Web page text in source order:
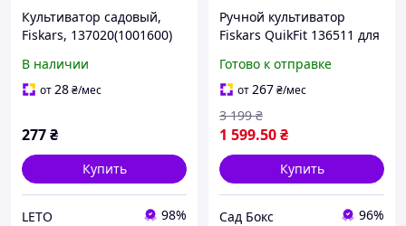
Культиватор садовый,
Fiskars, 137020(1001600)
В наличии
от28₴/мес
277₴
Купить
LETO 98%
Ручной культиватор
Fiskars QuikFit 136511 для
садом и огородом
Готово к отправке
от267₴/мес
1 599.50₴
3 199 ₴
Купить
Сад Бокс 96%